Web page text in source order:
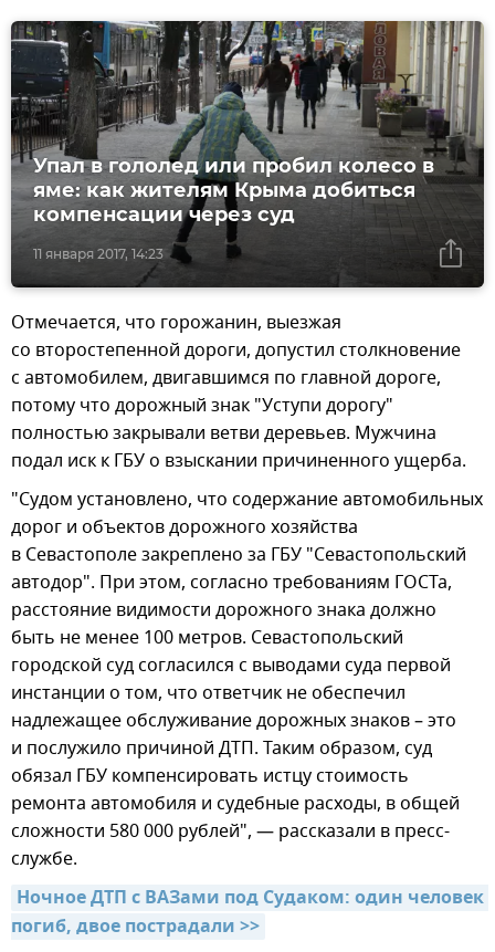
11 января 2017, 14:23
Упал в гололед или пробил колесо в
яме: как жителям Крыма добиться
компенсации через суд
Отмечается, что горожанин, выезжая
со второстепенной дороги, допустил столкновение
с автомобилем, двигавшимся по главной дороге,
потому что дорожный знак "Уступи дорогу"
полностью закрывали ветви деревьев. Мужчина
подал иск к ГБУ о взыскании причиненного ущерба.
"Судом установлено, что содержание автомобильных
дорог и объектов дорожного хозяйства
в Севастополе закреплено за ГБУ "Севастопольский
автодор". При этом, согласно требованиям ГОСТа,
расстояние видимости дорожного знака должно
быть не менее 100 метров. Севастопольский
городской суд согласился с выводами суда первой
инстанции о том, что ответчик не обеспечил
надлежащее обслуживание дорожных знаков – это
и послужило причиной ДТП. Таким образом, суд
обязал ГБУ компенсировать истцу стоимость
ремонта автомобиля и судебные расходы, в общей
сложности 580 000 рублей", — рассказали в пресс-
службе.
Ночное ДТП с ВАЗами под Судаком: один человек
погиб, двое пострадали >>